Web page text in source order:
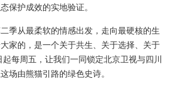
保护成效的实地验证。
从最柔软的情感出发，走向最硬核的生
家的，是一个关于共生、关于选择、关于
每周五，让我们一同锁定北京卫视与四川
场由熊猫引路的绿色史诗。